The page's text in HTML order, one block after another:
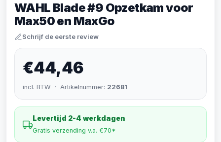
WAHL Blade #9 Opzetkam voor
Max50 en MaxGo
Schrijf de eerste review
€44,46
incl. BTW · Artikelnummer: 22681
Levertijd 2-4 werkdagen
Gratis verzending v.a. €70*